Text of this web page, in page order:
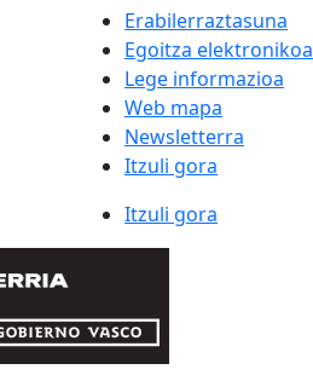
Erabilerraztasuna
Egoitza elektronikoa
Lege informazioa
Web mapa
Newsletterra
Itzuli gora
Itzuli gora